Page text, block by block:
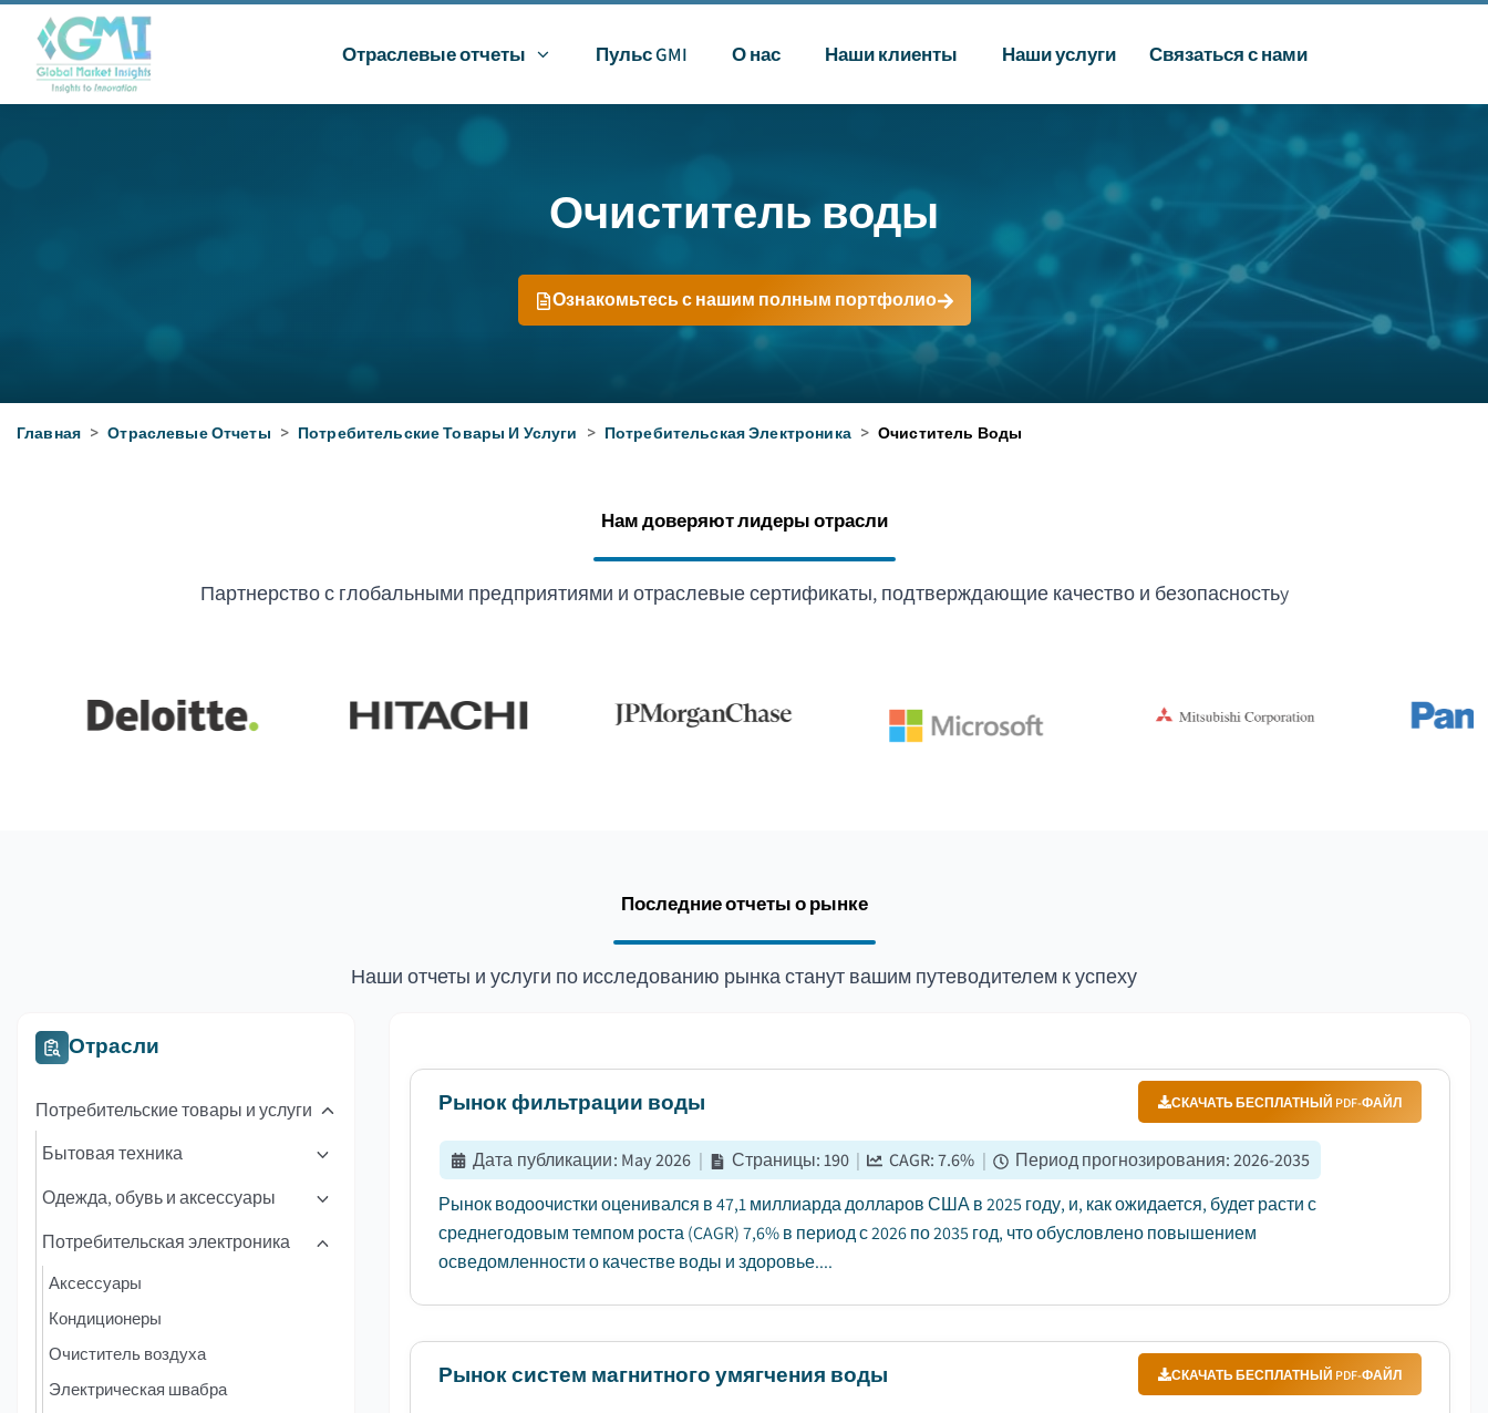
Отраслевые отчеты Пульс GMI О нас Наши клиенты Наши услуги Связаться с нами
Очиститель воды
Ознакомьтесь с нашим полным портфолио
Главная > Отраслевые Отчеты > Потребительские Товары И Услуги > Потребительская Электроника > Очиститель Воды
Нам доверяют лидеры отрасли
Партнерство с глобальными предприятиями и отраслевые сертификаты, подтверждающие качество и безопасностьy
Последние отчеты о рынке
Наши отчеты и услуги по исследованию рынка станут вашим путеводителем к успеху
Отрасли
Потребительские товары и услуги
Бытовая техника
Одежда, обувь и аксессуары
Потребительская электроника
Аксессуары
Кондиционеры
Очиститель воздуха
Электрическая швабра
Рынок фильтрации воды СКАЧАТЬ БЕСПЛАТНЫЙ PDF-ФАЙЛ
Дата публикации: May 2026 | Страницы:190 | CAGR:7.6% | Период прогнозирования:2026-2035
Рынок водоочистки оценивался в 47,1 миллиарда долларов США в 2025 году, и, как ожидается, будет расти с
среднегодовым темпом роста (CAGR) 7,6% в период с 2026 по 2035 год, что обусловлено повышением
осведомленности о качестве воды и здоровье....
Рынок систем магнитного умягчения воды СКАЧАТЬ БЕСПЛАТНЫЙ PDF-ФАЙЛ